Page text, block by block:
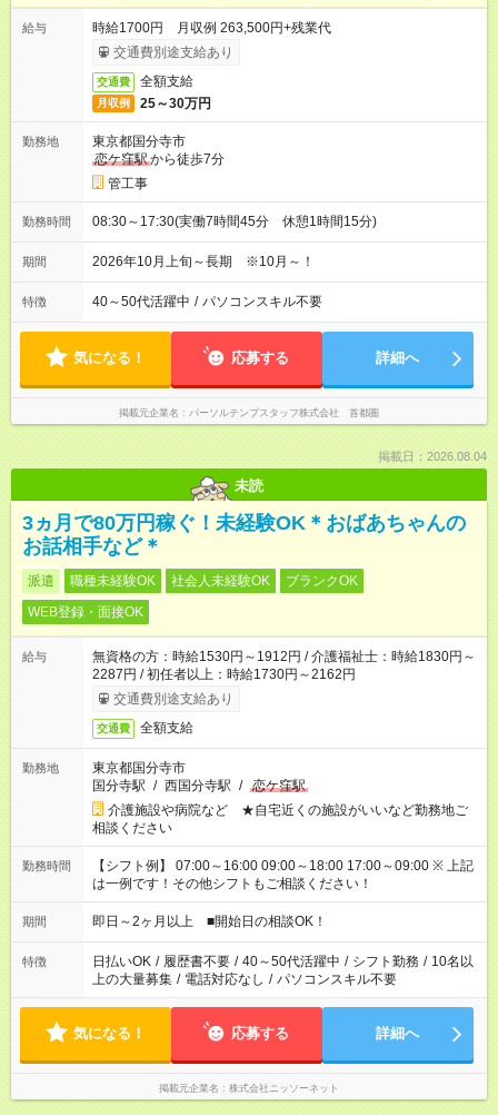
給与
時給1700円 月収例 263,500円+残業代
交通費別途支給あり
交通費 全額支給
月収例 25～30万円
勤務地
東京都国分寺市
恋ケ窪駅から徒歩7分
管工事
勤務時間 08:30～17:30(実働7時間45分 休憩1時間15分)
期間 2026年10月上旬～長期 ※10月～！
特徴 40～50代活躍中 / パソコンスキル不要
気になる！ 応募する 詳細へ
掲載元企業名 パーソルテンプスタッフ株式会社 首都圏
掲載日：2026.08.04
未読
3ヵ月で80万円稼ぐ！未経験OK＊おばあちゃんの
お話相手など＊
派遣 職種未経験OK 社会人未経験OK
ブランクOK
WEB登録・面接OK
給与
無資格の方：時給1530円～1912円 / 介護福祉士：時給1830円～
2287円 / 初任者以上：時給1730円～2162円
交通費別途支給あり
交通費 全額支給
勤務地
東京都国分寺市
国分寺駅 / 西国分寺駅 / 恋ケ窪駅
介護施設や病院など ★自宅近くの施設がいいなど勤務地ご
相談ください
勤務時間
【シフト例】 07:00～16:00 09:00～18:00 17:00～09:00 ※ 上記
は一例です！その他シフトもご相談ください！
期間 即日～2ヶ月以上 ■開始日の相談OK！
特徴 日払いOK / 履歴書不要 / 40～50代活躍中 / シフト勤務 / 10名以
上の大量募集 / 電話対応なし / パソコンスキル不要
気になる！ 応募する 詳細へ
掲載元企業名 株式会社ニッソーネット